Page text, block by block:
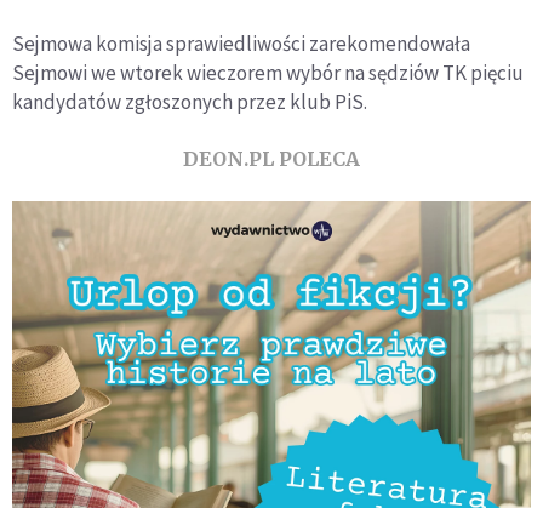
Sejmowa komisja sprawiedliwości zarekomendowała
Sejmowi we wtorek wieczorem wybór na sędziów TK pięciu
kandydatów zgłoszonych przez klub PiS.
DEON.PL POLECA